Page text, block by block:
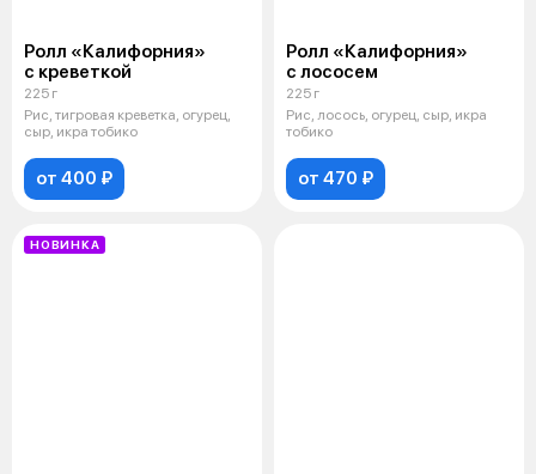
Ролл «Калифорния»
с креветкой
225 г
Рис, тигровая креветка, огурец,
сыр, икра тобико
от 400 ₽
Ролл «Калифорния»
с лососем
225 г
Рис, лосось, огурец, сыр, икра
тобико
от 470 ₽
НОВИНКА